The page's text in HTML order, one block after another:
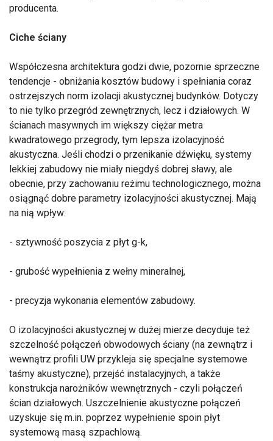
producenta.
Ciche ściany
Współczesna architektura godzi dwie, pozornie sprzeczne
tendencje - obniżania kosztów budowy i spełniania coraz
ostrzejszych norm izolacji akustycznej budynków. Dotyczy
to nie tylko przegród zewnętrznych, lecz i działowych. W
ścianach masywnych im większy ciężar metra
kwadratowego przegrody, tym lepsza izolacyjność
akustyczna. Jeśli chodzi o przenikanie dźwięku, systemy
lekkiej zabudowy nie miały niegdyś dobrej sławy, ale
obecnie, przy zachowaniu reżimu technologicznego, można
osiągnąć dobre parametry izolacyjności akustycznej. Mają
na nią wpływ:
- sztywność poszycia z płyt g-k,
- grubość wypełnienia z wełny mineralnej,
- precyzja wykonania elementów zabudowy.
O izolacyjności akustycznej w dużej mierze decyduje też
szczelność połączeń obwodowych ściany (na zewnątrz i
wewnątrz profili UW przykleja się specjalne systemowe
taśmy akustyczne), przejść instalacyjnych, a także
konstrukcja narożników wewnętrznych - czyli połączeń
ścian działowych. Uszczelnienie akustyczne połączeń
uzyskuje się m.in. poprzez wypełnienie spoin płyt
systemową masą szpachlową.